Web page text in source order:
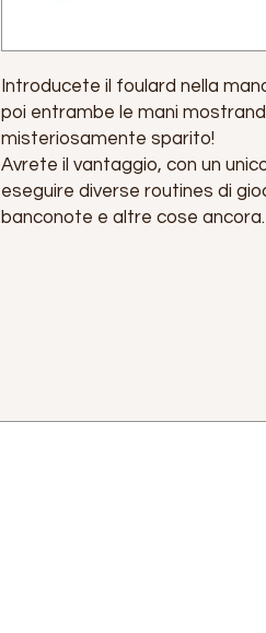
Introducete il foulard nella
poi entrambe le mani
misteriosamente sparito!
Avrete il vantaggio, con un
eseguire diverse routines di
banconote e altre cose ancora.